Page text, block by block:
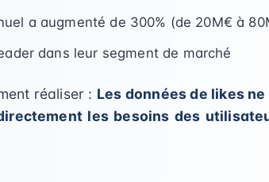
a augmenté de 300% (de 20M€ à
dans leur segment de marché
réaliser : Les données de likes
les besoins des